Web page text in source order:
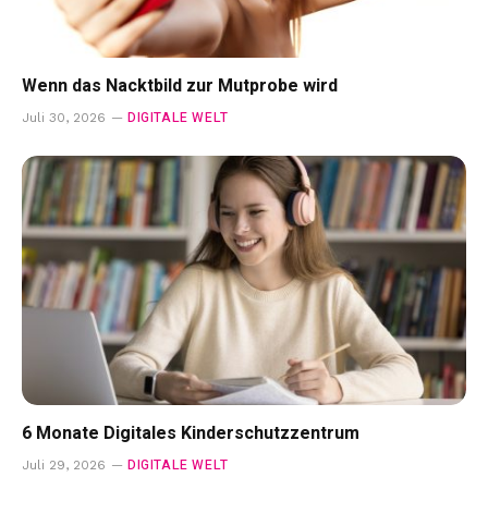
Wenn das Nacktbild zur Mutprobe wird
Juli 30, 2026 DIGITALE WELT
6 Monate Digitales Kinderschutzzentrum
Juli 29, 2026 DIGITALE WELT